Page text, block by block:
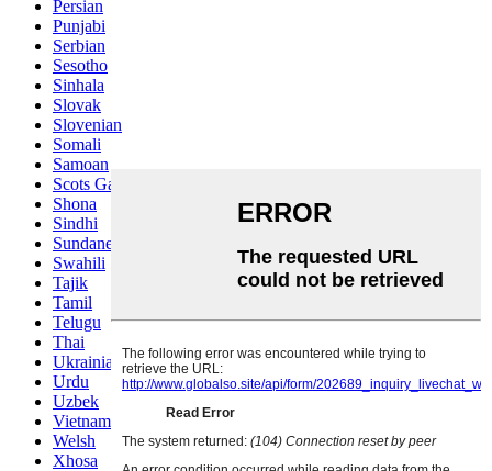
Persian
Punjabi
Serbian
Sesotho
Sinhala
Slovak
Slovenian
Somali
Samoan
Scots Gaelic
Shona
Sindhi
Sundanese
Swahili
Tajik
Tamil
Telugu
Thai
Ukrainian
Urdu
Uzbek
Vietnamese
Welsh
Xhosa